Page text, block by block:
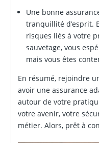
Une bonne
tranquillité d’esprit.
risques liés à votre
sauvetage, vous
mais vous êtes
En résumé, rejoindre
avoir une assurance
autour de votre
votre avenir, votre
métier. Alors, prêt à